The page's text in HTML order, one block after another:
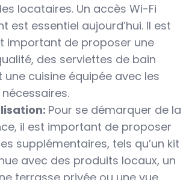
locataires. Un accès Wi-Fi
est essentiel aujourd’hui. Il est
important de proposer une
des serviettes de bain
une cuisine équipée avec les
Pour se démarquer de la
il est important de proposer
supplémentaires, tels qu’un kit
avec des produits locaux, un